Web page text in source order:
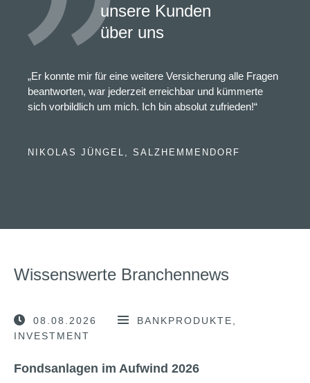
unsere Kunden
über uns
„Er konnte mir für eine weitere Versicherung alle Fragen
beantworten, war jederzeit erreichbar und kümmerte
sich vorbildlich um mich. Ich bin absolut zufrieden!“
NIKOLAS JÜNGEL, SALZHEMMENDORF
Wissenswerte Branchennews
08.08.2026
BANKPRODUKTE
INVESTMENT
Fondsanlagen im Aufwind 2026